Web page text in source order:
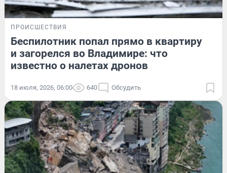
ПРОИСШЕСТВИЯ
Беспилотник попал прямо в квартиру
и загорелся во Владимире: что
известно о налетах дронов
18 июля, 2026, 06:00 640 Обсудить